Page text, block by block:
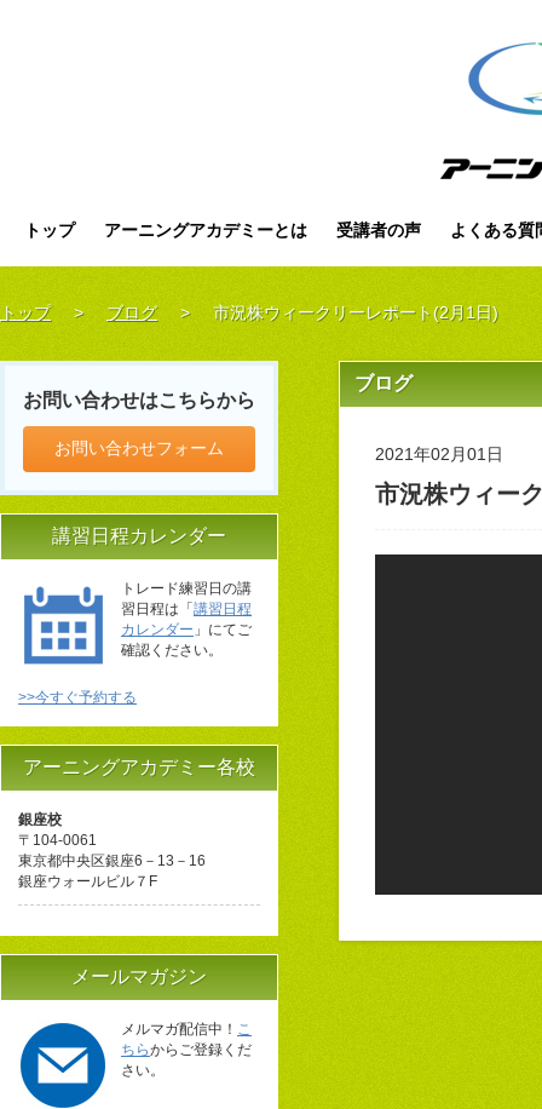
トップ アーニングアカデミーとは 受講者の声 よくある質
トップ > ブログ > 市況株ウィークリーレポート(2月1日)
ブログ
2021年02月01日
市況株ウィー
お問い合わせはこちらから
お問い合わせフォーム
講習日程カレンダー
トレード練習日の講
習日程は「 講習日程
カレンダー 」にてご
確認ください。
>>今すぐ予約する
アーニングアカデミー各校
銀座校
〒104-0061
東京都中央区銀座6－13－16
銀座ウォールビル７F
メールマガジン
メルマガ配信中！ こ
ちらからご登録くだ
さい。